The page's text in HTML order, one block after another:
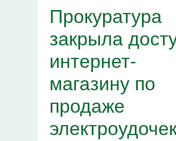
Прокуратура
закрыла
интернет-
магазину по
продаже